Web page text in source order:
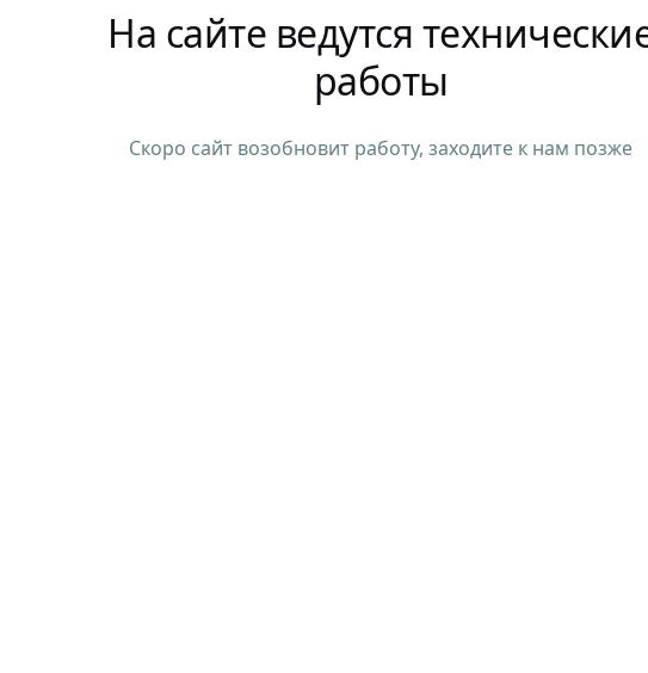
На сайте ведутся
работы
Скоро сайт возобновит работу, заходите к нам позже